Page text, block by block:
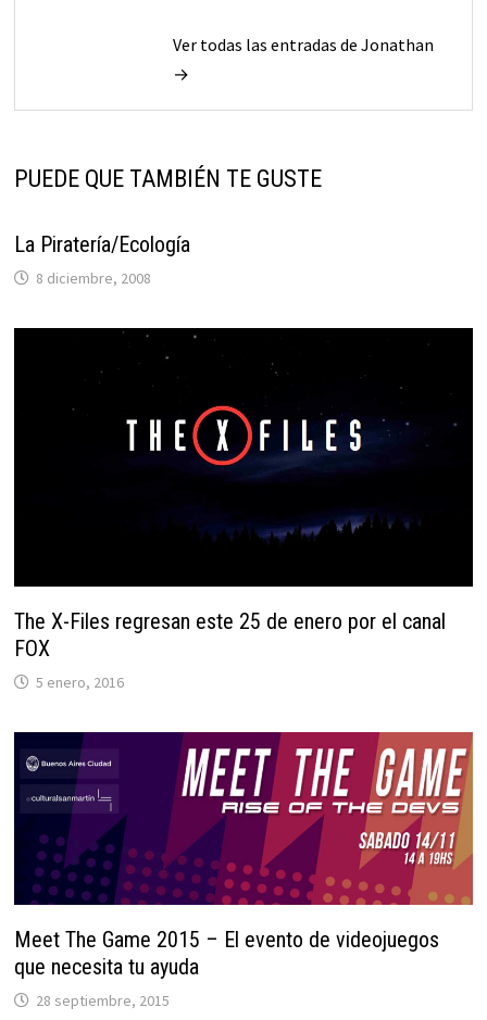
Ver todas las entradas de Jonathan
→
PUEDE QUE TAMBIÉN TE GUSTE
La Piratería/Ecología
8 diciembre, 2008
The X-Files regresan este 25 de enero por el canal
FOX
5 enero, 2016
Meet The Game 2015 – El evento de videojuegos
que necesita tu ayuda
28 septiembre, 2015